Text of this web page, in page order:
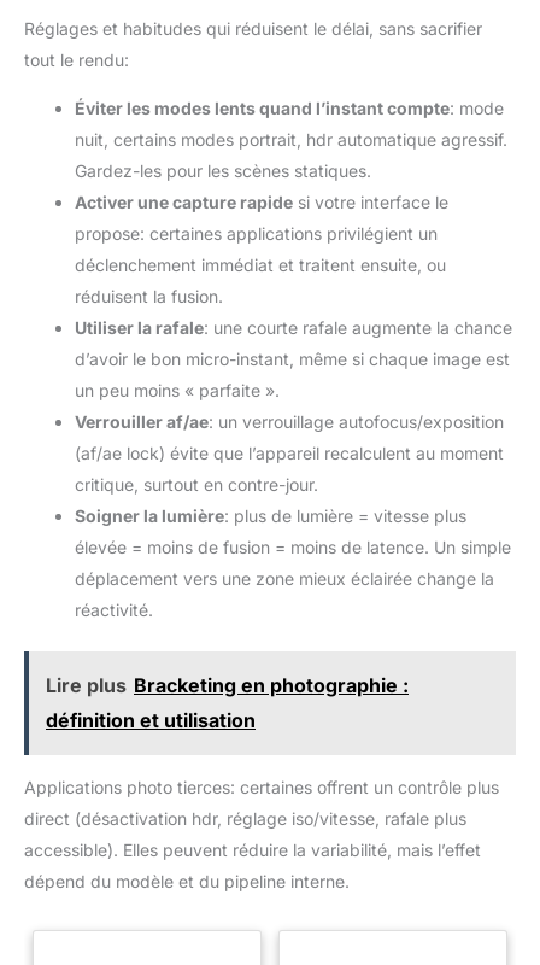
Réglages et habitudes qui réduisent le délai, sans sacrifier
tout le rendu:
Éviter les modes lents quand l’instant compte: mode
nuit, certains modes portrait, hdr automatique agressif.
Gardez-les pour les scènes statiques.
Activer une capture rapide si votre interface le
propose: certaines applications privilégient un
déclenchement immédiat et traitent ensuite, ou
réduisent la fusion.
Utiliser la rafale: une courte rafale augmente la chance
d’avoir le bon micro-instant, même si chaque image est
un peu moins « parfaite ».
Verrouiller af/ae: un verrouillage autofocus/exposition
(af/ae lock) évite que l’appareil recalculent au moment
critique, surtout en contre-jour.
Soigner la lumière: plus de lumière = vitesse plus
élevée = moins de fusion = moins de latence. Un simple
déplacement vers une zone mieux éclairée change la
réactivité.
Lire plus Bracketing en photographie :
définition et utilisation
Applications photo tierces: certaines offrent un contrôle plus
direct (désactivation hdr, réglage iso/vitesse, rafale plus
accessible). Elles peuvent réduire la variabilité, mais l’effet
dépend du modèle et du pipeline interne.